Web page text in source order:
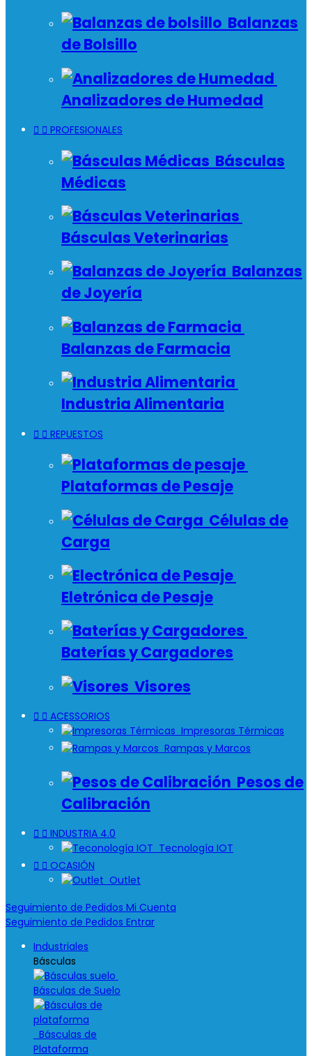
Balanzas
de Bolsillo
Analizadores de Humedad
  PROFESIONALES
Básculas
Médicas
Básculas Veterinarias
Balanzas
de Joyería
Balanzas de Farmacia
Industria Alimentaria
  REPUESTOS
Plataformas de Pesaje
Células de
Carga
Eletrónica de Pesaje
Baterías y Cargadores
Visores
  ACESSORIOS
Impresoras Térmicas
Rampas y Marcos
Pesos de
Calibración
  INDUSTRIA 4.0
Tecnología IOT
  OCASIÓN
Outlet
Seguimiento de Pedidos Mi Cuenta
Seguimiento de Pedidos Entrar
Industriales
Básculas
Básculas de Suelo
Básculas de
Plataforma